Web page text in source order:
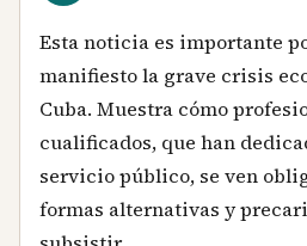
Esta noticia es importante
manifiesto la grave crisis
Cuba. Muestra cómo
cualificados, que han
servicio público, se ven
formas alternativas y